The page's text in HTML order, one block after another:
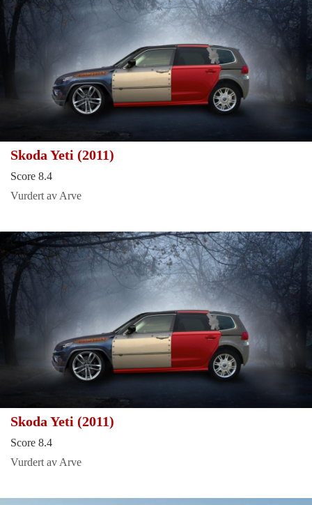
Skoda Yeti (2011)
Score 8.4
Vurdert av Arve
Skoda Yeti (2011)
Score 8.4
Vurdert av Arve